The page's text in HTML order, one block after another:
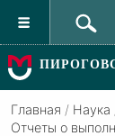
Главная / Наука
Отчеты о